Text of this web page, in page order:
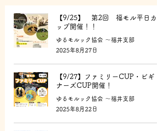
【9/25】 第2回 福モル平日カ
ップ開催！！
ゆるモルック協会 〜福井支部
2025年8月27日
【9/27】ファミリーCUP・ビギ
ナーズCUP開催！
ゆるモルック協会 〜福井支部
2025年8月22日